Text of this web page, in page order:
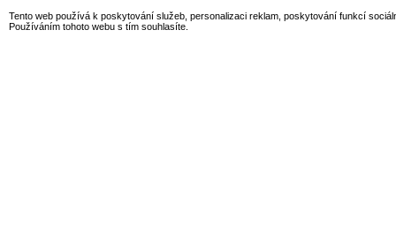
Tento web používá k poskytování služeb, personalizaci reklam, poskytování funkcí
Používáním tohoto webu s tím souhlasíte.